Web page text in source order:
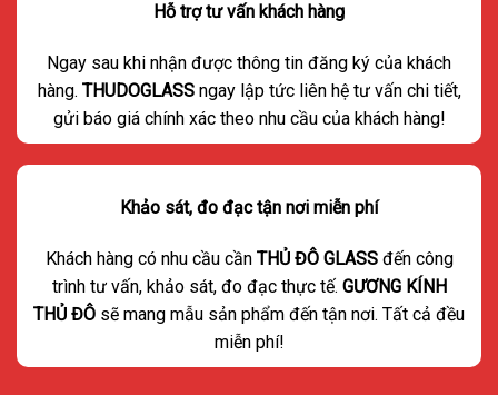
Hỗ trợ tư vấn khách hàng
Ngay sau khi nhận được thông tin đăng ký của khách
hàng. THUDOGLASS ngay lập tức liên hệ tư vấn chi tiết,
gửi báo giá chính xác theo nhu cầu của khách hàng!
Khảo sát, đo đạc tận nơi miễn phí
Khách hàng có nhu cầu cần THỦ ĐÔ GLASS đến công
trình tư vấn, khảo sát, đo đạc thực tế. GƯƠNG KÍNH
THỦ ĐÔ sẽ mang mẫu sản phẩm đến tận nơi. Tất cả đều
miễn phí!